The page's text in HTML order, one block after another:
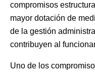
compromisos
mayor dotación de
de la gestión
contribuyen al
Uno de los